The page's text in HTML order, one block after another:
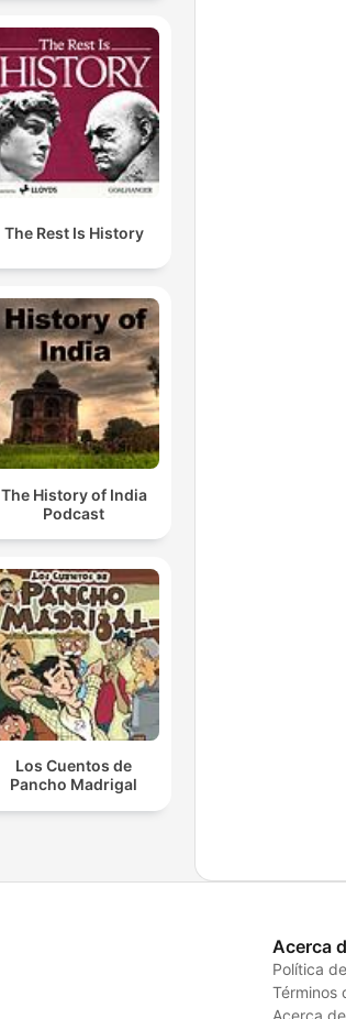
The Rest Is History
The History of India
Podcast
Los Cuentos de
Pancho Madrigal
Acerca
Política
Términos
Acerca